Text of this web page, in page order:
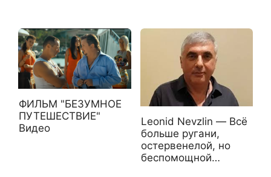
ФИЛЬМ "БЕЗУМНОЕ
ПУТЕШЕСТВИЕ"
Видео
Leonid Nevzlin — Всё
больше ругани,
остервенелой, но
беспомощной…